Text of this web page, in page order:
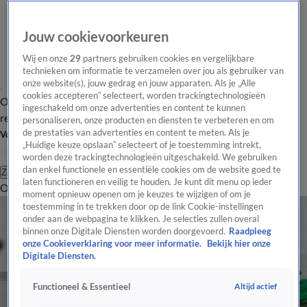
Overzicht Laatste nieuws Regionieuws Het beste van Hart
Tip de
redactie
Volg Hart van Nederland
Zoeken
OverzichtRegioUitzendingenWeerTip de redactiePanelVideo's
Jouw cookievoorkeuren
Wij en onze29 partners gebruiken cookies en vergelijkbare
technieken om informatie te verzamelen over jou als gebruiker van
onze website(s), jouw gedrag en jouw apparaten. Als je „Alle
cookies accepteren” selecteert, worden trackingtechnologieën
ingeschakeld om onze advertenties en content te kunnen
personaliseren, onze producten en diensten te verbeteren en om
de prestaties van advertenties en content te meten. Als je
„Huidige keuze opslaan” selecteert of je toestemming intrekt,
worden deze trackingtechnologieën uitgeschakeld. We gebruiken
dan enkel functionele en essentiële cookies om de website goed te
laten functioneren en veilig te houden. Je kunt dit menu op ieder
moment opnieuw openen om je keuzes te wijzigen of om je
toestemming in te trekken door op de link Cookie-instellingen
onder aan de webpagina te klikken. Je selecties zullen overal
binnen onze Digitale Diensten worden doorgevoerd. Raadpleeg
onze Cookieverklaring voor meer informatie.
Bekijk hier onze
Digitale Diensten.
Functioneel & Essentieel Altijd actief